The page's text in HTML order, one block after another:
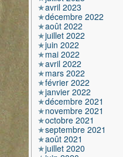
avril 2023
décembre 2022
août 2022
juillet 2022
juin 2022
mai 2022
avril 2022
mars 2022
février 2022
janvier 2022
décembre 2021
novembre 2021
octobre 2021
septembre 2021
août 2021
juillet 2020